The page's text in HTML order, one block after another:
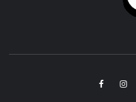
Facebook